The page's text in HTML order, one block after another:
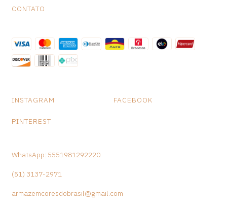
CONTATO
INSTAGRAM FACEBOOK
PINTEREST
WhatsApp: 5551981292220
(51) 3137-2971
armazemcoresdobrasil@gmail.com